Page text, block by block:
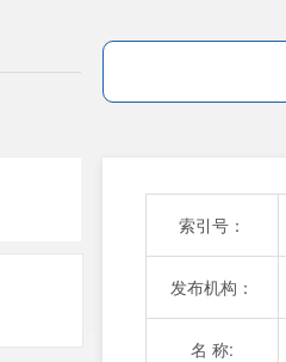
索引号：
发布机构：
名 称: